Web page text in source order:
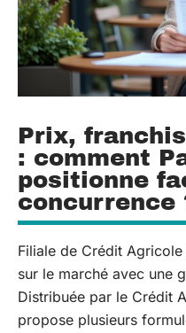
Prix,
: comment
positionne
concurrence
Filiale de Crédit
sur le marché avec une
Distribuée par le Crédit
propose plusieurs